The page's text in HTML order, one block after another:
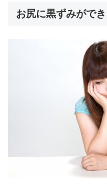
お尻に黒ずみがで